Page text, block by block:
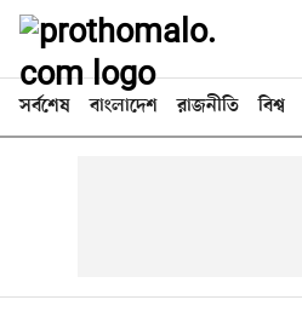
সর্বশেষ বাংলাদেশ রাজনীতি বিশ্ব